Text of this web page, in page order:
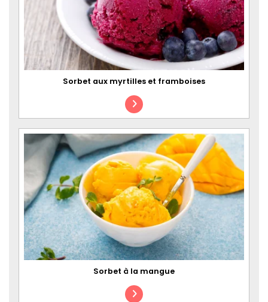
Sorbet aux myrtilles et framboises
Sorbet à la mangue